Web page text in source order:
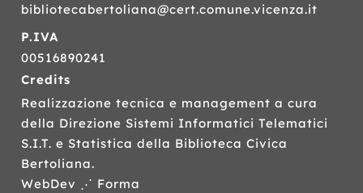
bibliotecabertoliana@cert.comune.vicenza.it
P.IVA
00516890241
Credits
Realizzazione tecnica e management a cura
della Direzione Sistemi Informatici Telematici
S.I.T. e Statistica della Biblioteca Civica
Bertoliana.
WebDev ⋰ Forma